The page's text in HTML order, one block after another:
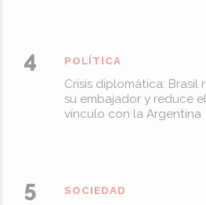
Crisis diplomática: Brasil
su embajador y reduce el
vínculo con la Argentina
POLÍTICA
SOCIEDAD